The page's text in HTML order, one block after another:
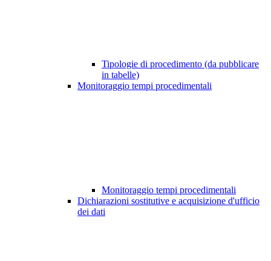
Tipologie di procedimento (da pubblicare
in tabelle)
Monitoraggio tempi procedimentali
Monitoraggio tempi procedimentali
Dichiarazioni sostitutive e acquisizione d'ufficio
dei dati